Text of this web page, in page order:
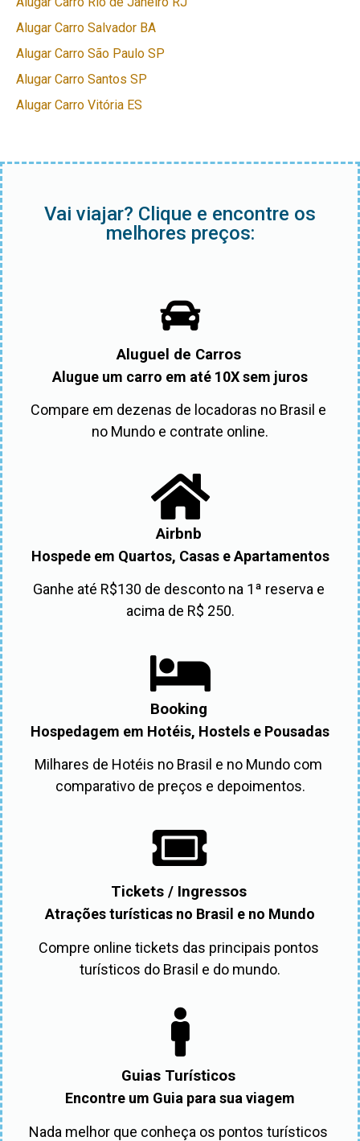
Alugar Carro Salvador BA
Alugar Carro São Paulo SP
Alugar Carro Santos SP
Alugar Carro Vitória ES
Vai viajar? Clique e encontre os
melhores preços:
Aluguel de Carros
Alugue um carro em até 10X sem juros
Compare em dezenas de locadoras no Brasil e
no Mundo e contrate online.
Airbnb
Hospede em Quartos, Casas e Apartamentos
Ganhe até R$130 de desconto na 1ª reserva e
acima de R$ 250.
Booking
Hospedagem em Hotéis, Hostels e Pousadas
Milhares de Hotéis no Brasil e no Mundo com
comparativo de preços e depoimentos.
Tickets / Ingressos
Atrações turísticas no Brasil e no Mundo
Compre online tickets das principais pontos
turísticos do Brasil e do mundo.
Guias Turísticos
Encontre um Guia para sua viagem
Nada melhor que conheça os pontos turísticos